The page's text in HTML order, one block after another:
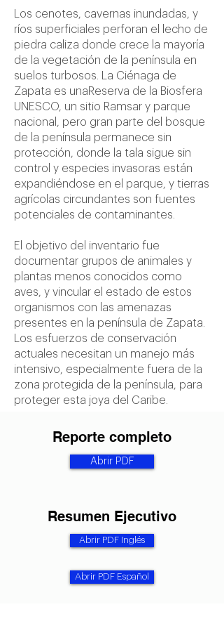
Los cenotes, cavernas inundadas, y
ríos superficiales perforan el lecho de
piedra caliza donde crece la mayoría
de la vegetación de la península en
suelos turbosos. La Ciénaga de
Zapata es unaReserva de la Biosfera
UNESCO, un sitio Ramsar y parque
nacional, pero gran parte del bosque
de la península permanece sin
protección, donde la tala sigue sin
control y especies invasoras están
expandiéndose en el parque, y tierras
agrícolas circundantes son fuentes
potenciales de contaminantes.
El objetivo del inventario fue
documentar grupos de animales y
plantas menos conocidos como
aves, y vincular el estado de estos
organismos con las amenazas
presentes en la península de Zapata.
Los esfuerzos de conservación
actuales necesitan un manejo más
intensivo, especialmente fuera de la
zona protegida de la península, para
proteger esta joya del Caribe.
Reporte completo
Abrir PDF
Resumen Ejecutivo
Abrir PDF Inglés
Abrir PDF Español